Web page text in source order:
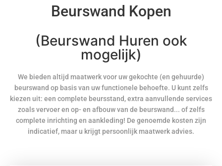
Beurswand Kopen
(Beurswand Huren ook
mogelijk)
We bieden altijd maatwerk voor uw gekochte (en gehuurde)
beurswand op basis van uw functionele behoefte. U kunt zelfs
kiezen uit: een complete beursstand, extra aanvullende services
zoals vervoer en op- en afbouw van de beurswand... of zelfs
complete inrichting en aankleding! De genoemde kosten zijn
indicatief, maar u krijgt persoonlijk maatwerk advies.